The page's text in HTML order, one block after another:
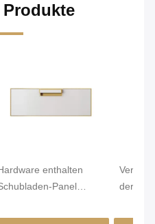
enthalten
Panel
Ja Dauerhafte
der